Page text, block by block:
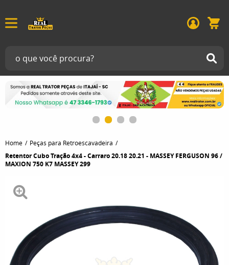
Home Peças para Retroescavadeira
Retentor Cubo Tração 4x4 - Carraro 20.18 20.21 - MASSEY FERGUSON 96 /
MAXION 750 K7 MASSEY 299